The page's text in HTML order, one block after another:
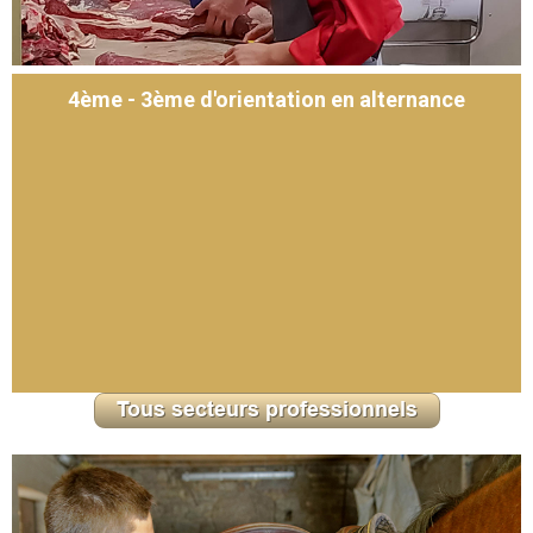
4ème - 3ème d'orientation en alternance